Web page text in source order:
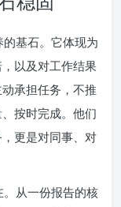
基石。它体现为
以及对工作结果
承担任务，不推
按时完成。他们
更是对同事、对
从一份报告的核